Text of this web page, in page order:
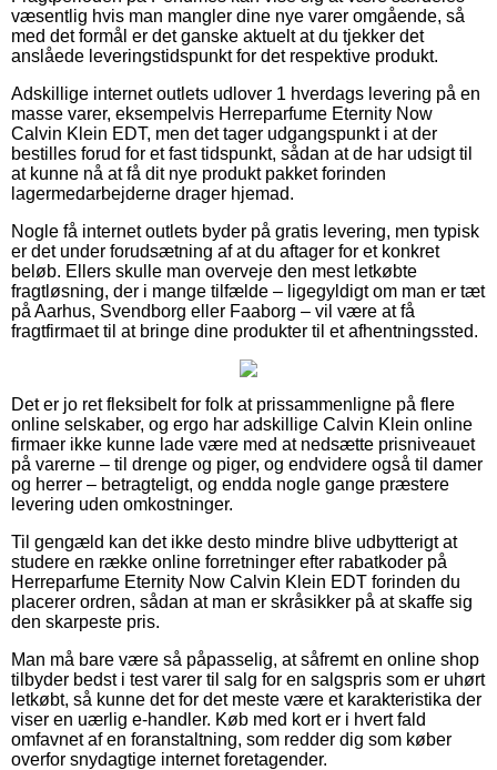
væsentlig hvis man mangler dine nye varer omgående, så
med det formål er det ganske aktuelt at du tjekker det
anslåede leveringstidspunkt for det respektive produkt.
Adskillige internet outlets udlover 1 hverdags levering på en
masse varer, eksempelvis Herreparfume Eternity Now
Calvin Klein EDT, men det tager udgangspunkt i at der
bestilles forud for et fast tidspunkt, sådan at de har udsigt til
at kunne nå at få dit nye produkt pakket forinden
lagermedarbejderne drager hjemad.
Nogle få internet outlets byder på gratis levering, men typisk
er det under forudsætning af at du aftager for et konkret
beløb. Ellers skulle man overveje den mest letkøbte
fragtløsning, der i mange tilfælde – ligegyldigt om man er tæt
på Aarhus, Svendborg eller Faaborg – vil være at få
fragtfirmaet til at bringe dine produkter til et afhentningssted.
Det er jo ret fleksibelt for folk at prissammenligne på flere
online selskaber, og ergo har adskillige Calvin Klein online
firmaer ikke kunne lade være med at nedsætte prisniveauet
på varerne – til drenge og piger, og endvidere også til damer
og herrer – betragteligt, og endda nogle gange præstere
levering uden omkostninger.
Til gengæld kan det ikke desto mindre blive udbytterigt at
studere en række online forretninger efter rabatkoder på
Herreparfume Eternity Now Calvin Klein EDT forinden du
placerer ordren, sådan at man er skråsikker på at skaffe sig
den skarpeste pris.
Man må bare være så påpasselig, at såfremt en online shop
tilbyder bedst i test varer til salg for en salgspris som er uhørt
letkøbt, så kunne det for det meste være et karakteristika der
viser en uærlig e-handler. Køb med kort er i hvert fald
omfavnet af en foranstaltning, som redder dig som køber
overfor snydagtige internet foretagender.